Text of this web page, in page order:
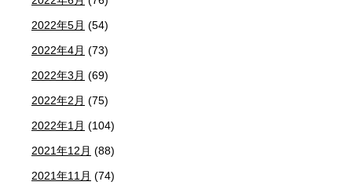
2022年5月 (54)
2022年4月 (73)
2022年3月 (69)
2022年2月 (75)
2022年1月 (104)
2021年12月 (88)
2021年11月 (74)